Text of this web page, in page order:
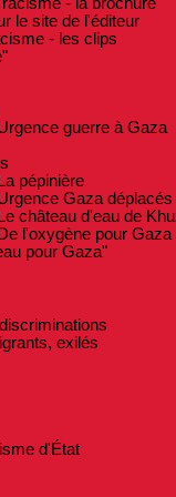
le site de l'éditeur
- les clips
guerre à Gaza
pépinière
Gaza déplacés
château d'eau de
l'oxygène pour Gaza
pour Gaza"
exilés
d'État